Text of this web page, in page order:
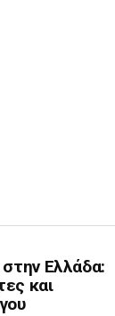
Ελλάδα:
και